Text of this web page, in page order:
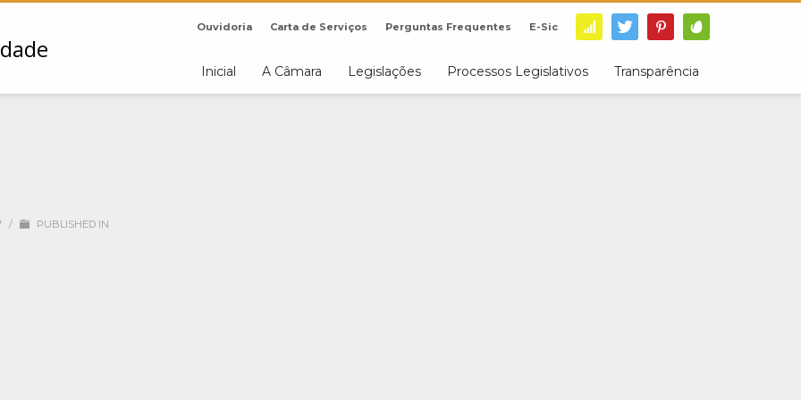
Ouvidoria Carta de Serviços Perguntas Frequentes E-Sic
Inicial A Câmara Legislações Processos Legislativos Transparência
/ PUBLISHED IN